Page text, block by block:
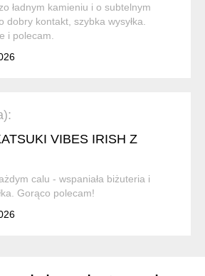
ładnym kamieniu i o subtelnym
dobry kontakt, szybka wysyłka.
i polecam.
VIBES IRISH Z
calu - wspaniała biżuteria i
Gorąco polecam!